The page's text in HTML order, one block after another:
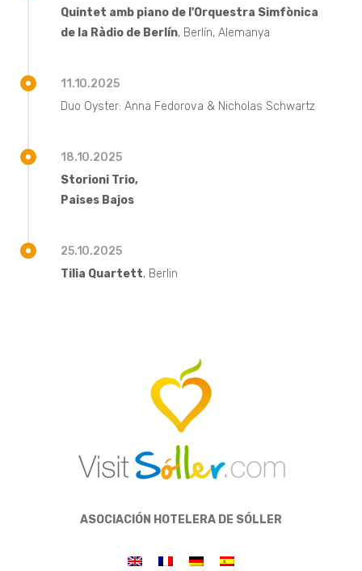
Quintet amb piano de l'Orquestra Simfònica
de la Ràdio de Berlín, Berlín, Alemanya
11.10.2025
Duo Oyster: Anna Fedorova & Nicholas Schwartz
18.10.2025
Storioni Trio,
Paises Bajos
25.10.2025
Tilia Quartett, Berlin
ASOCIACIÓN HOTELERA DE SÓLLER